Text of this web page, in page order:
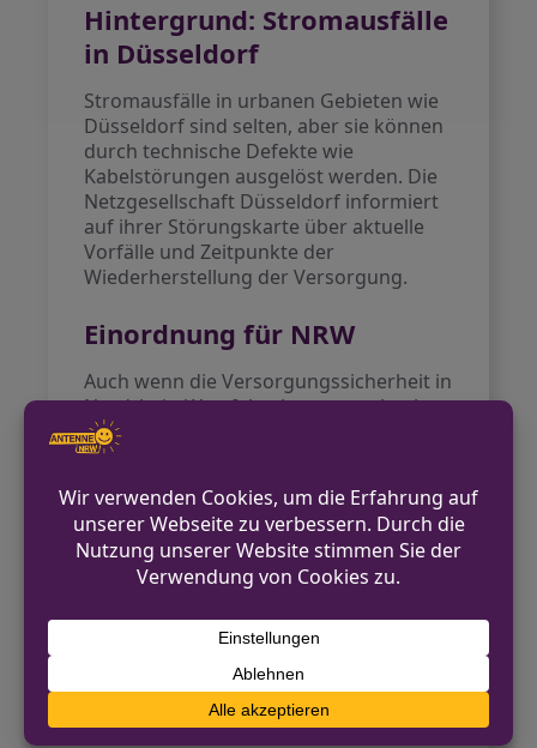
Hintergrund: Stromausfälle
in Düsseldorf
Stromausfälle in urbanen Gebieten wie
Düsseldorf sind selten, aber sie können
durch technische Defekte wie
Kabelstörungen ausgelöst werden. Die
Netzgesellschaft Düsseldorf informiert
auf ihrer Störungskarte über aktuelle
Vorfälle und Zeitpunkte der
Wiederherstellung der Versorgung.
Einordnung für NRW
Auch wenn die Versorgungssicherheit in
Nordrhein-Westfalen insgesamt hoch
ist, können Stromausfälle infolge von
technischen Problemen lokal auftreten.
Düsseldorf, zeigt aber, wie wichtig
schnelle Störungsmeldungen und
transparente Kommunikation sind.
Antenne Düsseldorf
Die genaue Ursache des Stromausfalls
wird weiterhin untersucht.